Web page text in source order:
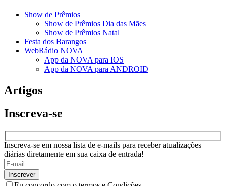
Show de Prêmios
Show de Prêmios Dia das Mães
Show de Prêmios Natal
Festa dos Barangos
WebRádio NOVA
App da NOVA para IOS
App da NOVA para ANDROID
Artigos
Inscreva-se
Inscreva-se em nossa lista de e-mails para receber atualizações
diárias diretamente em sua caixa de entrada!